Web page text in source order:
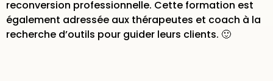
reconversion professionnelle. Cette formation est
également adressée aux thérapeutes et coach à la
recherche d’outils pour guider leurs clients. 🙂